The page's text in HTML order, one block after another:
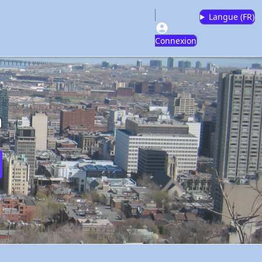
Connexion
Langue (FR)